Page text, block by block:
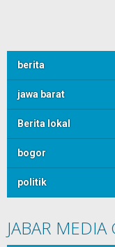
berita
jawa barat
Berita lokal
bogor
politik
JABAR MEDIA